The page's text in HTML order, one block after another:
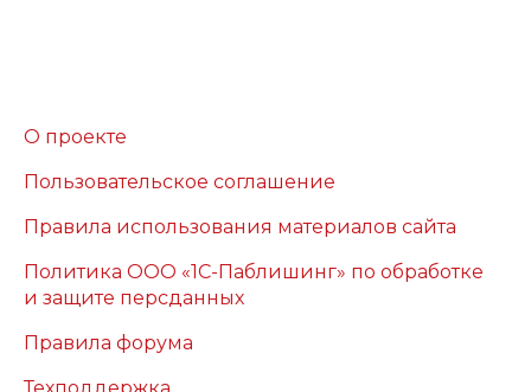
О проекте
Пользовательское соглашение
Правила использования материалов сайта
Политика ООО «1С-Паблишинг» по обработке
и защите персданных
Правила форума